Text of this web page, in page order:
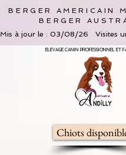
BERGER AMERICAIN
BERGER
Mis à jour le : 03/08/26   Visites
ELEVAGE CANIN PROFESSIONNEL ET
Chiots